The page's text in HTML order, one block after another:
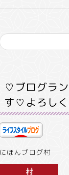
♡ブログラ
す♡よろし
にほんブログ村